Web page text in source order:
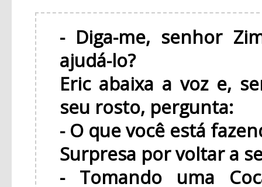
- Diga-me, senhor
ajudá-lo?
Eric abaixa a voz e,
seu rosto, pergunta:
- O que você está
Surpresa por voltar a
- Tomando uma